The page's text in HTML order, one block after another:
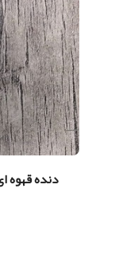
دنده قهوه ای